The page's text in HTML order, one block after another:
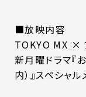
■放映内容
TOKYO MX ×
新月曜ドラマ『
内）』スペシャ